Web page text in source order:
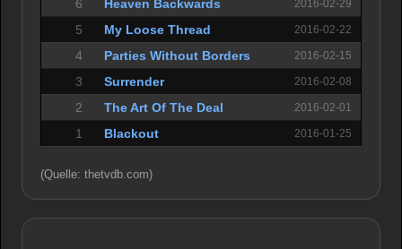
6 Heaven Backwards 2016-02-29
5 My Loose Thread 2016-02-22
4 Parties Without Borders 2016-02-15
3 Surrender 2016-02-08
2 The Art Of The Deal 2016-02-01
1 Blackout 2016-01-25
(Quelle: thetvdb.com)